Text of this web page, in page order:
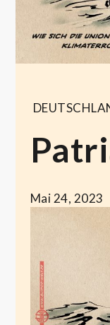
Mai 24, 2023